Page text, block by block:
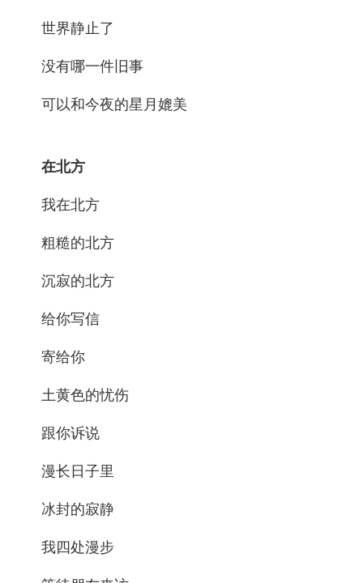
世界静止了
没有哪一件旧事
可以和今夜的星月媲美
在北方
我在北方
粗糙的北方
沉寂的北方
给你写信
寄给你
土黄色的忧伤
跟你诉说
漫长日子里
冰封的寂静
我四处漫步